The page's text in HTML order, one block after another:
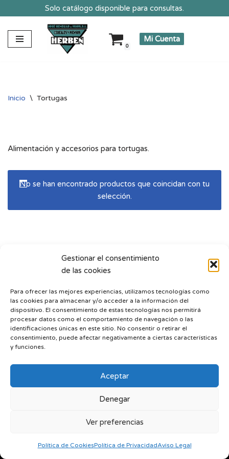
Gestionar el consentimiento
de las cookies
Para ofrecer las mejores experiencias, utilizamos tecnologías como
las cookies para almacenar y/o acceder a la información del
dispositivo. El consentimiento de estas tecnologías nos permitirá
procesar datos como el comportamiento de navegación o las
identificaciones únicas en este sitio. No consentir o retirar el
consentimiento, puede afectar negativamente a ciertas características
y funciones.
Aceptar
Denegar
Ver preferencias
Política de CookiesPolítica de PrivacidadAviso Legal
Solo catálogo disponible para consultas.
0
Mi Cuenta
Inicio \ Tortugas
Alimentación y accesorios para tortugas.
No se han encontrado productos que coincidan con tu
selección.
Distribución Cereales, Piensos y Accesorios de Ganadería
Envíos, devoluciones y garantías
Ofertas, detalle legal e información
Desde 1960